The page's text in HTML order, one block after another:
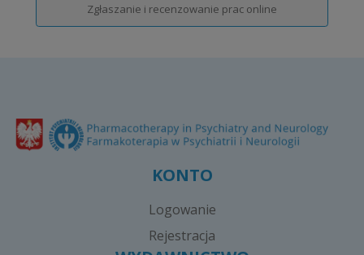
Zgłaszanie i recenzowanie prac online
KONTO
Logowanie
Rejestracja